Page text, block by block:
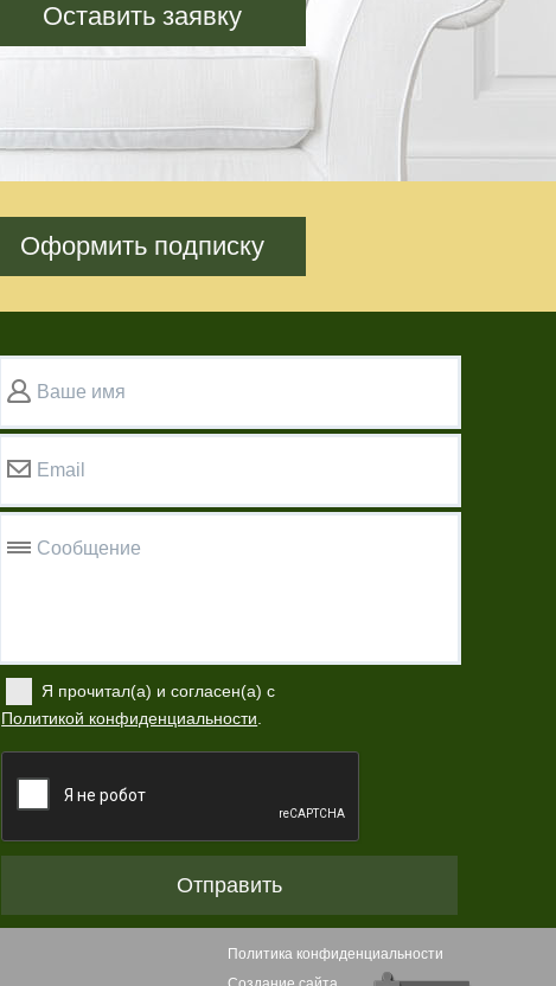
Оставить заявку
Оформить подписку
Ваше имя
Email
Сообщение
Я прочитал(а) и согласен(а) с
Политикой конфиденциальности
Отправить
Политика конфиденциальности